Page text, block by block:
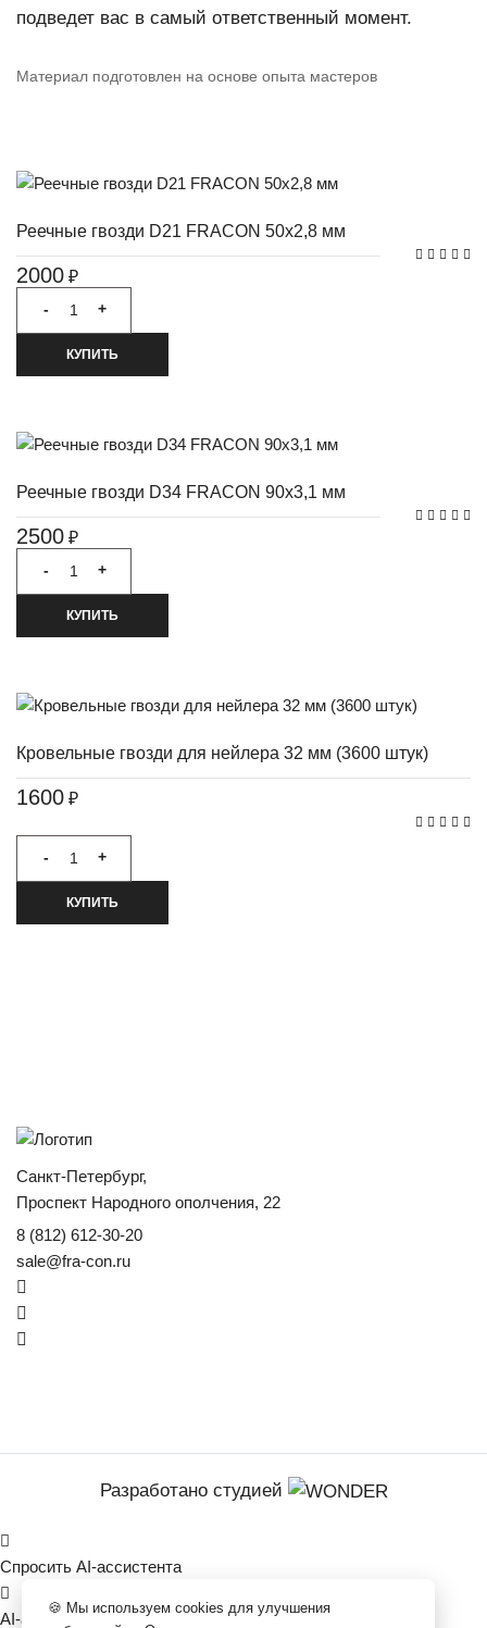
подведет вас в самый ответственный момент.
Материал подготовлен на основе опыта мастеров
Реечные гвозди D21 FRACON 50x2,8 мм
2000 ₽
- +
КУПИТЬ
Реечные гвозди D34 FRACON 90x3,1 мм
2500 ₽
- +
КУПИТЬ
Кровельные гвозди для нейлера 32 мм (3600 штук)
1600 ₽
- +
КУПИТЬ
Санкт-Петербург,
Проспект Народного ополчения, 22
8 (812) 612-30-20
sale@fra-con.ru
Разработано студией
Спросить AI-ассистента
AI-ассистент FRACON
🍪 Мы используем cookies для улучшения